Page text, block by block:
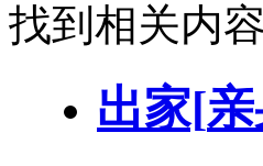
找到相关内
出家[